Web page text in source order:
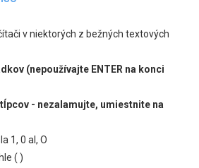
v niektorých z bežných textových
(nepoužívajte ENTER na konci
- nezalamujte, umiestnite na
1, 0 al, O
( )